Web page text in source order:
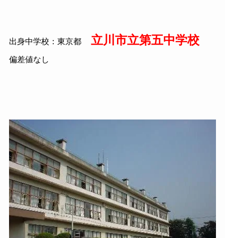
出身中学校：東京都 立川市立第五中学校
偏差値なし